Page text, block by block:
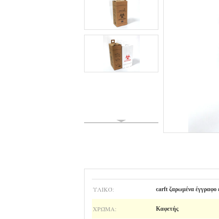
ΥΛΙΚΌ: carft ζαρωμένα έγγραφο
ΧΡΏΜΑ: Καφετής